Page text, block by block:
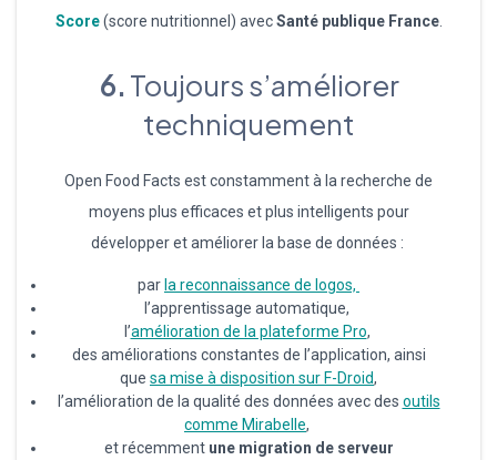
Score(score nutritionnel) avecSanté publique France.
6. Toujours s’améliorer
techniquement
Open Food Facts est constamment à la recherche de
moyens plus efficaces et plus intelligents pour
développer et améliorer la base de données :
parla reconnaissance de logos,
l’apprentissage automatique,
l’amélioration de la plateforme Pro,
des améliorations constantes de l’application, ainsi
que sa mise à disposition sur F-Droid,
l’amélioration de la qualité des données avec des outils
comme Mirabelle,
et récemment une migration de serveur